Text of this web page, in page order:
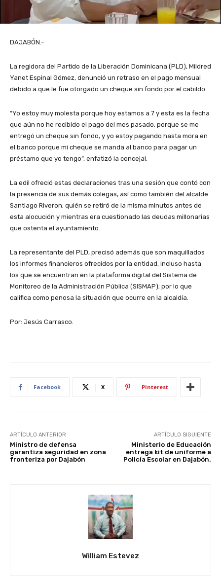
DAJABÓN.-
La regidora del Partido de la Liberación Dominicana (PLD), Mildred
Yanet Espinal Gómez, denunció un retraso en el pago mensual
debido a que le fue otorgado un cheque sin fondo por el cabildo.
“Yo estoy muy molesta porque hoy estamos a 7 y esta es la fecha
que aún no he recibido el pago del mes pasado, porque se me
entregó un cheque sin fondo, y yo estoy pagando hasta mora en
el banco porque mi cheque se manda al banco para pagar un
préstamo que yo tengo”, enfatizó la concejal.
La edil ofreció estas declaraciones tras una sesión que contó con
la presencia de sus demás colegas, así como también del alcalde
Santiago Riveron; quién se retiró de la misma minutos antes de
esta alocución y mientras era cuestionado las deudas millonarias
que ostenta el ayuntamiento.
La representante del PLD, precisó además que son maquillados
los informes financieros ofrecidos por la entidad, incluso hasta
los que se encuentran en la plataforma digital del Sistema de
Monitoreo de la Administración Pública (SISMAP); por lo que
califica como penosa la situación que ocurre en la alcaldía.
Por: Jesús Carrasco.
Facebook X Pinterest
ARTÍCULO ANTERIOR
Ministro de defensa
garantiza seguridad en zona
fronteriza por Dajabón
ARTÍCULO SIGUIENTE
Ministerio de Educación
entrega kit de uniforme a
Policía Escolar en Dajabón.
William Estevez